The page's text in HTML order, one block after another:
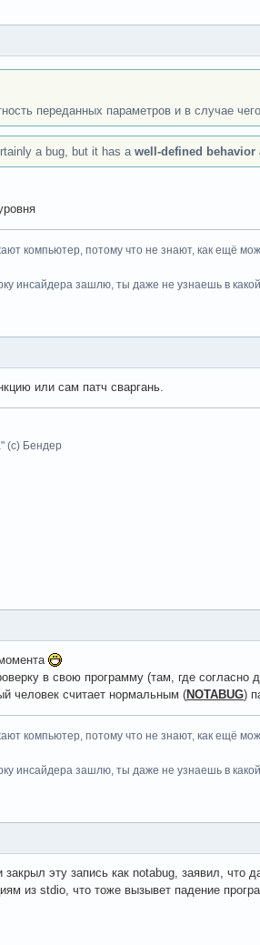
переданных параметров и в случае
a bug, but it has a well-defined
компьютер, потому что не знают, как ещё
инсайдера зашлю, ты даже не узнаешь в
или сам патч сваргань.
(с) Бендер
в свою программу (там, где согласно
человек считает нормальным (NOTABUG)
компьютер, потому что не знают, как ещё
инсайдера зашлю, ты даже не узнаешь в
эту запись как notabug, заявил, что
из stdio, что тоже вызывет падение